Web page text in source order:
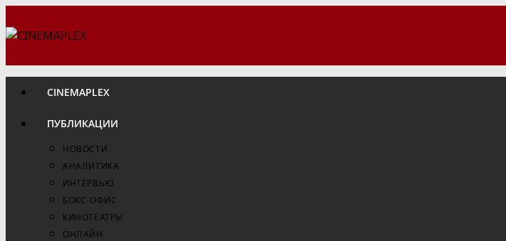
к
CINEMAPLEX
ПУБЛИКАЦИИ
НОВОСТИ
АНАЛИТИКА
ИНТЕРВЬЮ
БОКС-ОФИС
КИНОТЕАТРЫ
ОНЛАЙН